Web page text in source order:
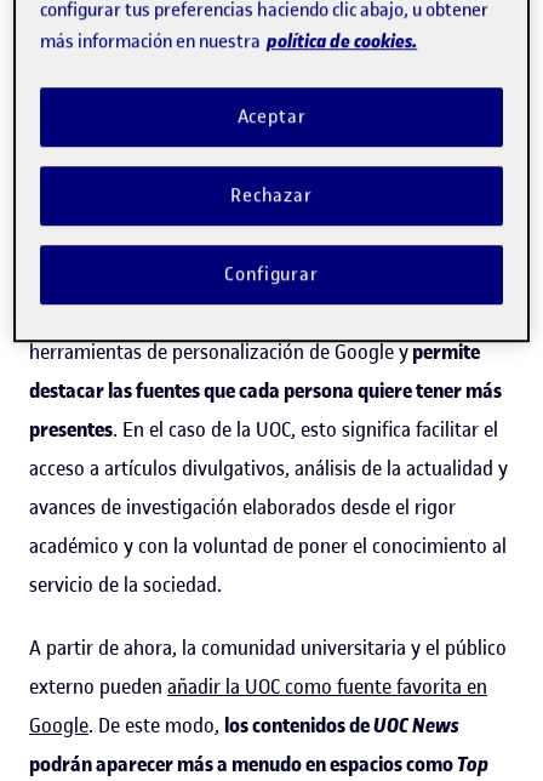
sus espacios habituales de consulta. Nuestra universidad
se consolida como un referente de divulgación científica
y análisis de la actualidad gracias a su red de expertos y
expertas, profesorado y personal investigador.
Indicar a Google qué fuentes consideramos relevantes es
una forma sencilla de personalizar la información que
recibimos y de dar mayor visibilidad a los contenidos en
los que confiamos. Esta opción forma parte de las
herramientas de personalización de Google ypermite
destacar las fuentes que cada persona quiere tener más
presentes. En el caso de la UOC, esto significa facilitar el
acceso a artículos divulgativos, análisis de la actualidad y
avances de investigación elaborados desde el rigor
académico y con la voluntad de poner el conocimiento al
servicio de la sociedad.
A partir de ahora, la comunidad universitaria y el público
externo pueden añadir la UOC como fuente favorita en
Google. De este modo, los contenidos deUOC News
podrán aparecer más a menudo en espacios comoTop
configurar tus preferencias haciendo clic abajo, u obtener
más información en nuestra política de cookies.
Rechazar
Aceptar
Configurar